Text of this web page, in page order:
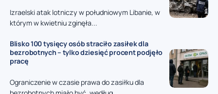
Izraelski atak lotniczy w południowym Libanie, w
którym w kwietniu zginęła...
Blisko 100 tysięcy osób straciło zasiłek dla
bezrobotnych – tylko dziesięć procent podjęło
pracę
Ograniczenie w czasie prawa do zasiłku dla